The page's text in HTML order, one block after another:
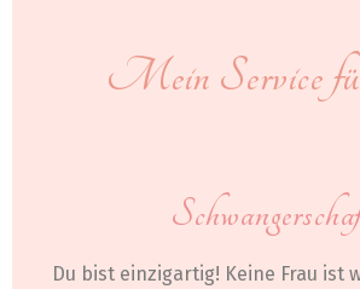
Mein Service
Du bist einzigartig! Keine Frau ist